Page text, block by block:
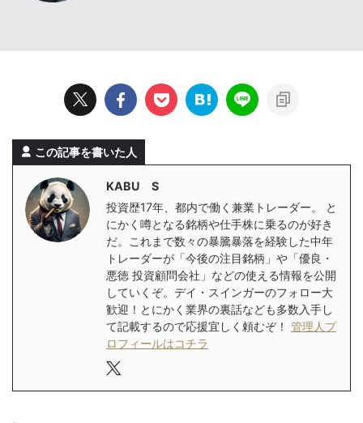
この記事を書いた人
KABU S
投資歴17年、都内で働く兼業トレーダー。 と
にかく噂となる銘柄や仕手株に乗るのが好き
だ。これまで数々の暴騰暴落を経験した中年
トレーダーが「今後の注目銘柄」や「優良・
悪徳 投資顧問会社」などの使える情報を公開
していくぞ。デイ・スインガーのフォロー大
歓迎！とにかく業界の裏話なども多数入手し
て記載するので応援宜しく頼むぞ！ 管理人プ
ロフィールはコチラ